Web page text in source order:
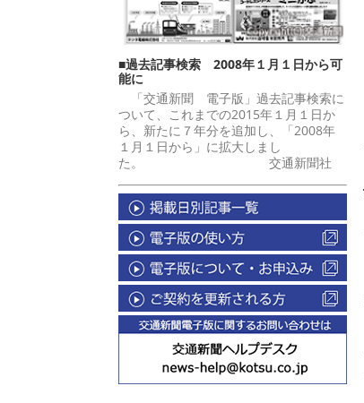
■過去記事検索 2008年１月１日から可
能に
「交通新聞 電子版」過去記事検索に
ついて、これまでの2015年１月１日か
ら、新たに７年分を追加し、「2008年
１月１日から」に拡大しまし
た。 交通新聞社